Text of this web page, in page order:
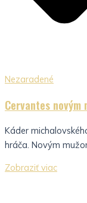
Nezaradené
Cervantes novým
Káder
hráča. Novým
Zobraziť viac